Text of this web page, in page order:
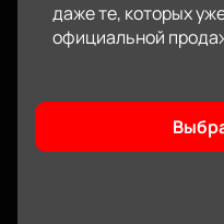
даже те, которых
официальной